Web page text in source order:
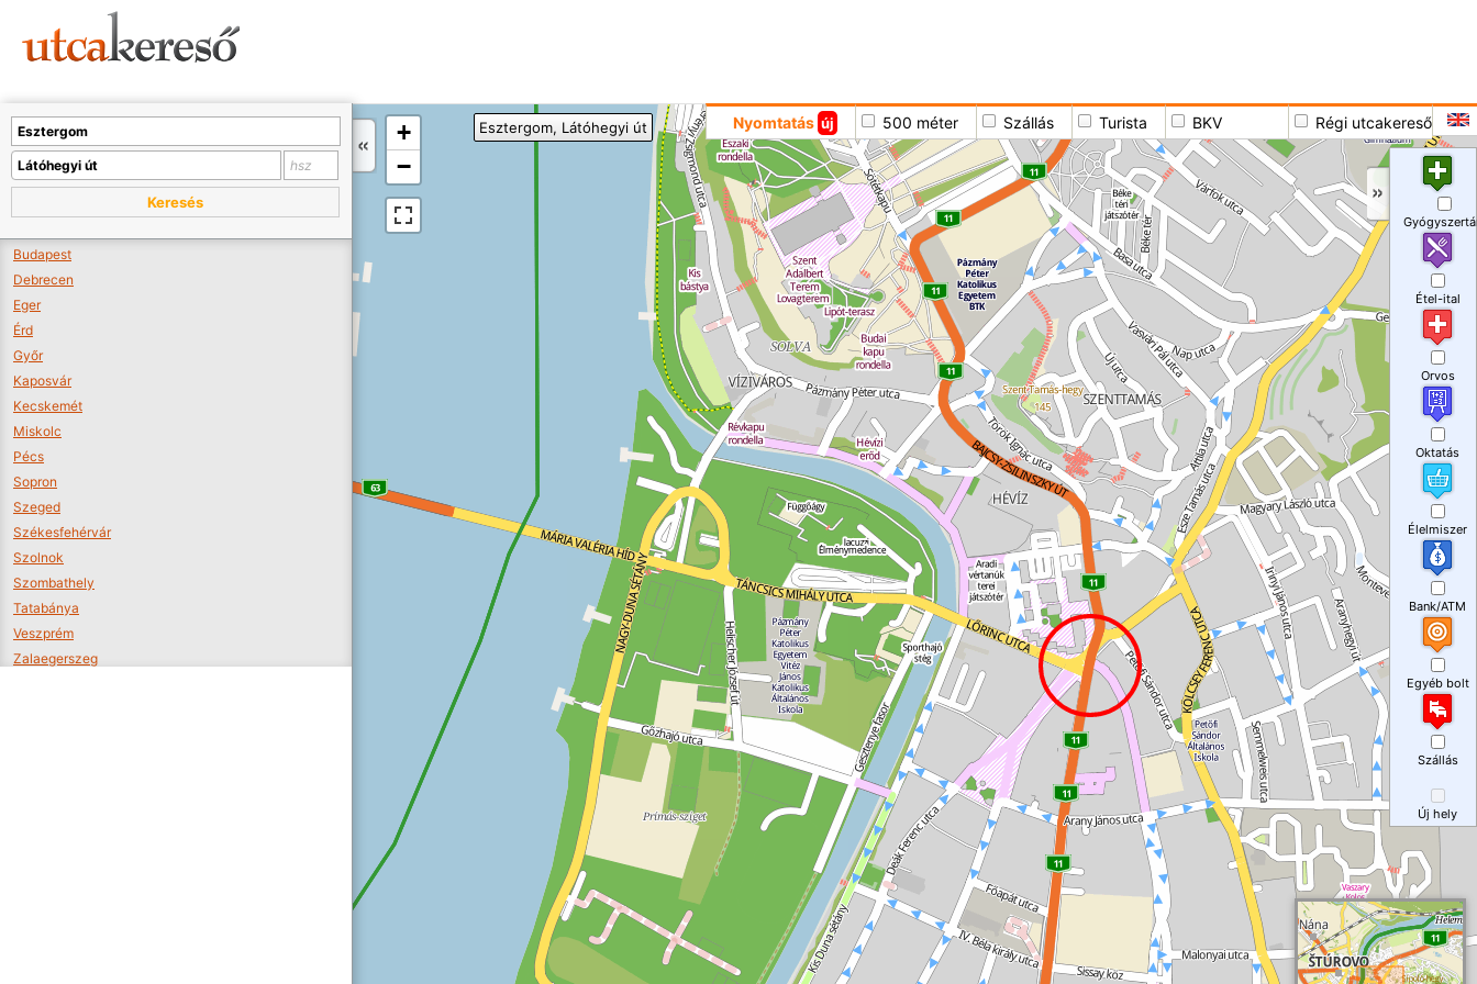
+
−
Nyomtatás új 500 méter Szállás Turista BKV Régi utcakereső
Esztergom, Látóhegyi út
Keresés
Budapest
Debrecen
Eger
Érd
Győr
Kaposvár
Kecskemét
Miskolc
Pécs
Sopron
Szeged
Székesfehérvár
Szolnok
Szombathely
Tatabánya
Veszprém
Zalaegerszeg
Étel-ital
Orvos
Oktatás
Élelmiszer
Bank/ATM
Egyéb bolt
Szállás
Új hely
A térképet kicsinyíteni kell, hogy látszódjanak a boltok.
Boltok látszódjanak >>